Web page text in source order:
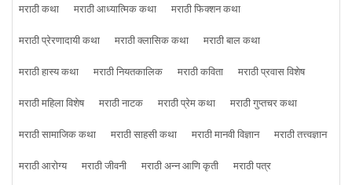
मराठी कथा मराठी आध्यात्मिक कथा
मराठी फिक्शन कथा
मराठी प्रेरणादायी कथा
मराठी क्लासिक कथा
मराठी बाल कथा
मराठी हास्य कथा
मराठी नियतकालिक मराठी कविता
मराठी प्रवास विशेष
मराठी महिला विशेष
मराठी नाटक मराठी प्रेम कथा
मराठी गुप्तचर कथा
मराठी सामाजिक कथा
मराठी साहसी कथा मराठी मानवी विज्ञान
मराठी तत्त्वज्ञान
मराठी आरोग्य
मराठी जीवनी मराठी अन्न आणि कृती
मराठी पत्र